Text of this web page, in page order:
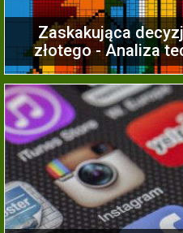
Zaskakująca
złotego - Analiza